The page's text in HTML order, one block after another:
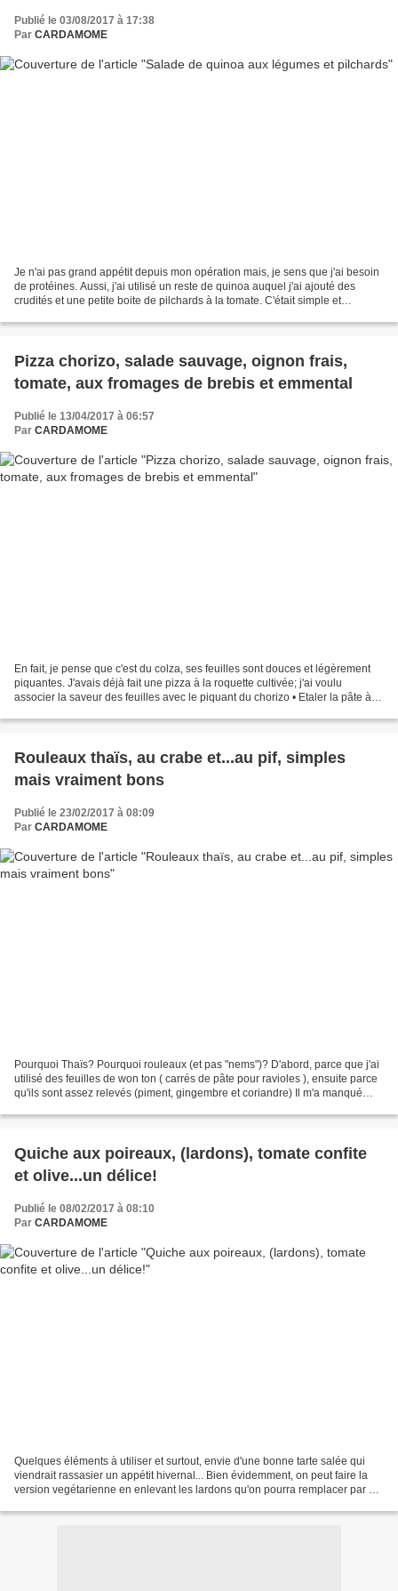
Publié le 03/08/2017 à 17:38
Par CARDAMOME
Je n'ai pas grand appétit depuis mon opération mais, je sens que j'ai besoin
de protéines. Aussi, j'ai utilisé un reste de quinoa auquel j'ai ajouté des
crudités et une petite boite de pilchards à la tomate. C'était simple et
Pizza chorizo, salade sauvage, oignon frais,
tomate, aux fromages de brebis et emmental
Publié le 13/04/2017 à 06:57
Par CARDAMOME
En fait, je pense que c'est du colza, ses feuilles sont douces et légèrement
piquantes. J'avais déjà fait une pizza à la roquette cultivée; j'ai voulu
associer la saveur des feuilles avec le piquant du chorizo • Etaler la pâte à
Rouleaux thaïs, au crabe et...au pif, simples
mais vraiment bons
Publié le 23/02/2017 à 08:09
Par CARDAMOME
Pourquoi Thaïs? Pourquoi rouleaux (et pas "nems")? D'abord, parce que j'ai
utilisé des feuilles de won ton ( carrés de pâte pour ravioles ), ensuite parce
qu'ils sont assez relevés (piment, gingembre et coriandre) Il m'a manqué
Quiche aux poireaux, (lardons), tomate confite
et olive...un délice!
Publié le 08/02/2017 à 08:10
Par CARDAMOME
Quelques éléments à utiliser et surtout, envie d'une bonne tarte salée qui
viendrait rassasier un appétit hivernal... Bien évidemment, on peut faire la
version vegétarienne en enlevant les lardons qu'on pourra remplacer par du